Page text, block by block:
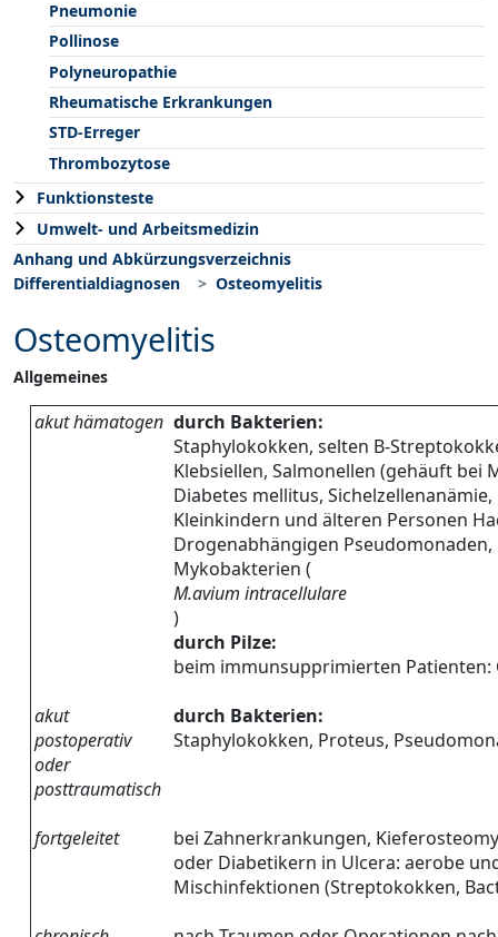
Pneumonie
Pollinose
Polyneuropathie
Rheumatische Erkrankungen
STD-Erreger
Thrombozytose
Funktionsteste
Umwelt- und Arbeitsmedizin
Anhang und Abkürzungsverzeichnis
Differentialdiagnosen
Osteomyelitis
Osteomyelitis
Allgemeines
akut hämatogen durch Bakterien:
Staphylokokken, selten B-
Klebsiellen, Salmonellen (gehäuft bei
Diabetes mellitus,
Kleinkindern und älteren Personen
Drogenabhängigen Pseudomonaden,
Mykobakterien (
M.avium intracellulare
)
durch Pilze:
beim immunsupprimierten Patienten:
akut
postoperativ
oder
posttraumatisch
durch Bakterien:
Staphylokokken, Proteus,
fortgeleitet
bei Zahnerkrankungen,
oder Diabetikern in Ulcera: aerobe
Mischinfektionen (Streptokokken,